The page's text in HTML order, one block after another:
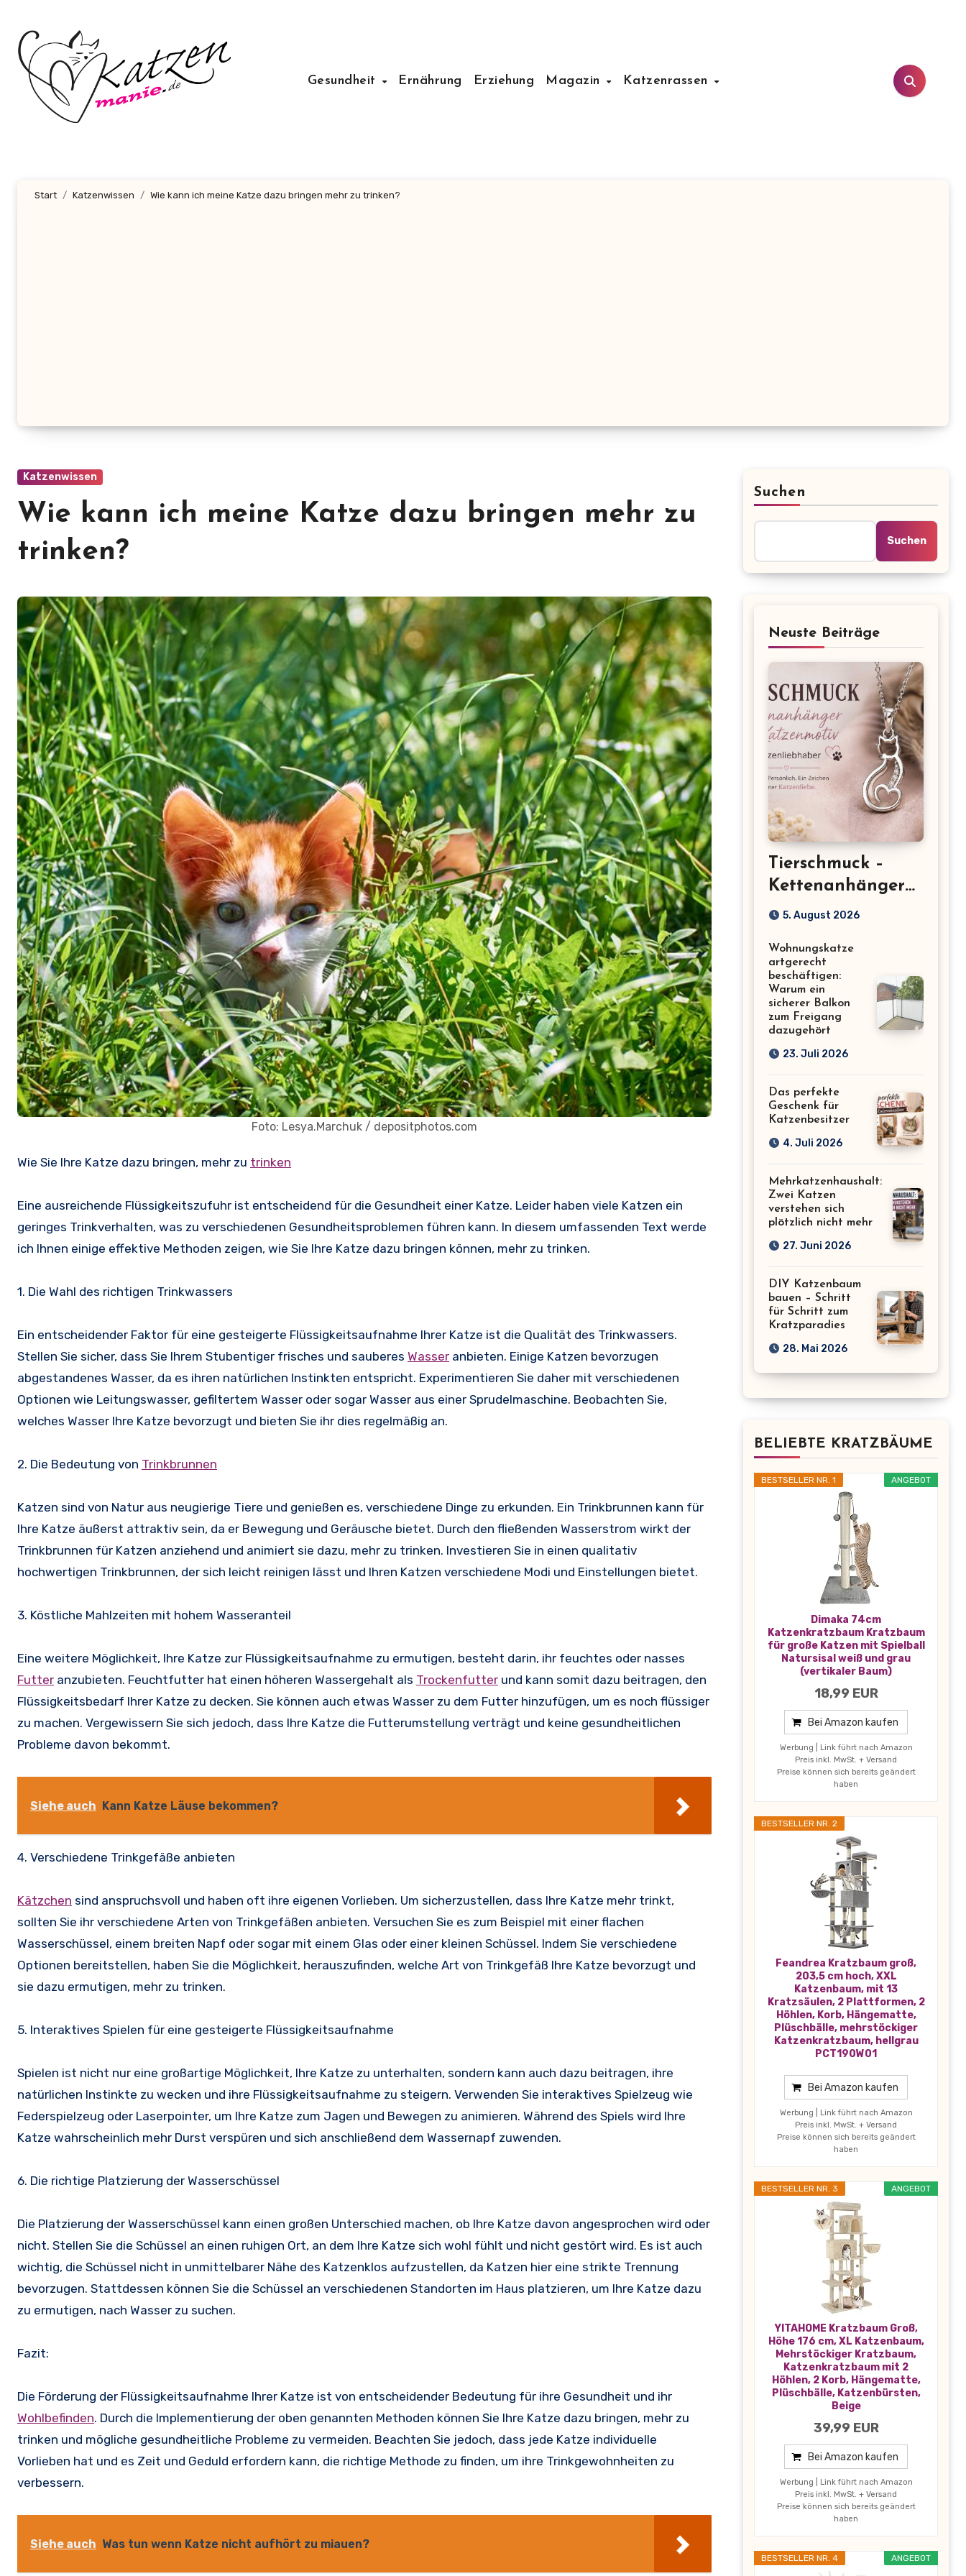
Inhalt
springen
Gesundheit Ernährung Erziehung Magazin Katzenrassen
Start Katzenwissen Wie kann ich meine Katze dazu bringen mehr zu trinken?
Katzenwissen
Wie kann ich meine Katze dazu bringen mehr zu
trinken?
Foto: Lesya.Marchuk / depositphotos.com
Wie Sie Ihre Katze dazu bringen, mehr zu trinken
Eine ausreichende Flüssigkeitszufuhr ist entscheidend für die Gesundheit einer Katze. Leider haben viele Katzen ein
geringes Trinkverhalten, was zu verschiedenen Gesundheitsproblemen führen kann. In diesem umfassenden Text werde
ich Ihnen einige effektive Methoden zeigen, wie Sie Ihre Katze dazu bringen können, mehr zu trinken.
1. Die Wahl des richtigen Trinkwassers
Ein entscheidender Faktor für eine gesteigerte Flüssigkeitsaufnahme Ihrer Katze ist die Qualität des Trinkwassers.
Stellen Sie sicher, dass Sie Ihrem Stubentiger frisches und sauberes Wasser anbieten. Einige Katzen bevorzugen
abgestandenes Wasser, da es ihren natürlichen Instinkten entspricht. Experimentieren Sie daher mit verschiedenen
Optionen wie Leitungswasser, gefiltertem Wasser oder sogar Wasser aus einer Sprudelmaschine. Beobachten Sie,
welches Wasser Ihre Katze bevorzugt und bieten Sie ihr dies regelmäßig an.
2. Die Bedeutung von Trinkbrunnen
Katzen sind von Natur aus neugierige Tiere und genießen es, verschiedene Dinge zu erkunden. Ein Trinkbrunnen kann für
Ihre Katze äußerst attraktiv sein, da er Bewegung und Geräusche bietet. Durch den fließenden Wasserstrom wirkt der
Trinkbrunnen für Katzen anziehend und animiert sie dazu, mehr zu trinken. Investieren Sie in einen qualitativ
hochwertigen Trinkbrunnen, der sich leicht reinigen lässt und Ihren Katzen verschiedene Modi und Einstellungen bietet.
3. Köstliche Mahlzeiten mit hohem Wasseranteil
Eine weitere Möglichkeit, Ihre Katze zur Flüssigkeitsaufnahme zu ermutigen, besteht darin, ihr feuchtes oder nasses
Futter anzubieten. Feuchtfutter hat einen höheren Wassergehalt als Trockenfutter und kann somit dazu beitragen, den
Flüssigkeitsbedarf Ihrer Katze zu decken. Sie können auch etwas Wasser zu dem Futter hinzufügen, um es noch flüssiger
zu machen. Vergewissern Sie sich jedoch, dass Ihre Katze die Futterumstellung verträgt und keine gesundheitlichen
Probleme davon bekommt.
Siehe auch Kann Katze Läuse bekommen?
4. Verschiedene Trinkgefäße anbieten
Kätzchen sind anspruchsvoll und haben oft ihre eigenen Vorlieben. Um sicherzustellen, dass Ihre Katze mehr trinkt,
sollten Sie ihr verschiedene Arten von Trinkgefäßen anbieten. Versuchen Sie es zum Beispiel mit einer flachen
Wasserschüssel, einem breiten Napf oder sogar mit einem Glas oder einer kleinen Schüssel. Indem Sie verschiedene
Optionen bereitstellen, haben Sie die Möglichkeit, herauszufinden, welche Art von Trinkgefäß Ihre Katze bevorzugt und
sie dazu ermutigen, mehr zu trinken.
5. Interaktives Spielen für eine gesteigerte Flüssigkeitsaufnahme
Spielen ist nicht nur eine großartige Möglichkeit, Ihre Katze zu unterhalten, sondern kann auch dazu beitragen, ihre
natürlichen Instinkte zu wecken und ihre Flüssigkeitsaufnahme zu steigern. Verwenden Sie interaktives Spielzeug wie
Federspielzeug oder Laserpointer, um Ihre Katze zum Jagen und Bewegen zu animieren. Während des Spiels wird Ihre
Katze wahrscheinlich mehr Durst verspüren und sich anschließend dem Wassernapf zuwenden.
6. Die richtige Platzierung der Wasserschüssel
Die Platzierung der Wasserschüssel kann einen großen Unterschied machen, ob Ihre Katze davon angesprochen wird oder
nicht. Stellen Sie die Schüssel an einen ruhigen Ort, an dem Ihre Katze sich wohl fühlt und nicht gestört wird. Es ist auch
wichtig, die Schüssel nicht in unmittelbarer Nähe des Katzenklos aufzustellen, da Katzen hier eine strikte Trennung
bevorzugen. Stattdessen können Sie die Schüssel an verschiedenen Standorten im Haus platzieren, um Ihre Katze dazu
zu ermutigen, nach Wasser zu suchen.
Fazit:
Die Förderung der Flüssigkeitsaufnahme Ihrer Katze ist von entscheidender Bedeutung für ihre Gesundheit und ihr
Wohlbefinden. Durch die Implementierung der oben genannten Methoden können Sie Ihre Katze dazu bringen, mehr zu
trinken und mögliche gesundheitliche Probleme zu vermeiden. Beachten Sie jedoch, dass jede Katze individuelle
Vorlieben hat und es Zeit und Geduld erfordern kann, die richtige Methode zu finden, um ihre Trinkgewohnheiten zu
verbessern.
Siehe auch Was tun wenn Katze nicht aufhört zu miauen?
Suchen
Suchen
Neuste Beiträge
Tierschmuck –
Kettenanhänger
mit Katzenmotiv
Katzenliebhaber
5. August 2026
Wohnungskatze
artgerecht
beschäftigen:
Warum ein
sicherer Balkon
zum Freigang
dazugehört
23. Juli 2026
Das perfekte
Geschenk für
Katzenbesitzer
4. Juli 2026
Mehrkatzenhaushalt:
Zwei Katzen
verstehen sich
plötzlich nicht mehr
27. Juni 2026
DIY Katzenbaum
bauen – Schritt
für Schritt zum
Kratzparadies
28. Mai 2026
BELIEBTE KRATZBÄUME
ANGEBOT
BESTSELLER NR. 1
Dimaka 74cm
Katzenkratzbaum Kratzbaum
für große Katzen mit Spielball
Natursisal weiß und grau
(vertikaler Baum)
18,99 EUR
Bei Amazon kaufen
Werbung | Link führt nach Amazon
Preis inkl. MwSt. + Versand
Preise können sich bereits geändert
haben
BESTSELLER NR. 2
Feandrea Kratzbaum groß,
203,5 cm hoch, XXL
Katzenbaum, mit 13
Kratzsäulen, 2 Plattformen, 2
Höhlen, Korb, Hängematte,
Plüschbälle, mehrstöckiger
Katzenkratzbaum, hellgrau
PCT190W01
Bei Amazon kaufen
Werbung | Link führt nach Amazon
Preis inkl. MwSt. + Versand
Preise können sich bereits geändert
haben
ANGEBOT
BESTSELLER NR. 3
YITAHOME Kratzbaum Groß,
Höhe 176 cm, XL Katzenbaum,
Mehrstöckiger Kratzbaum,
Katzenkratzbaum mit 2
Höhlen, 2 Korb, Hängematte,
Plüschbälle, Katzenbürsten,
Beige
39,99 EUR
Bei Amazon kaufen
Werbung | Link führt nach Amazon
Preis inkl. MwSt. + Versand
Preise können sich bereits geändert
haben
ANGEBOT
BESTSELLER NR. 4